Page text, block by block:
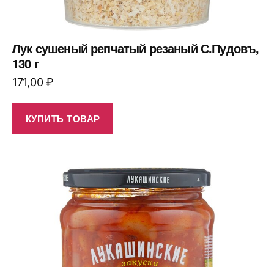
Лук сушеный репчатый резаный С.Пудовъ,
130 г
171,00₽
КУПИТЬ ТОВАР